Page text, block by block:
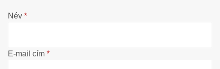
Név *
E-mail cím *